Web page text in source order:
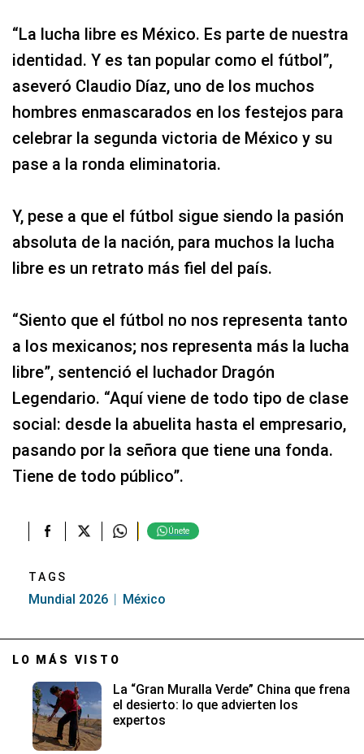
“La lucha libre es México. Es parte de nuestra
identidad. Y es tan popular como el fútbol”,
aseveró Claudio Díaz, uno de los muchos
hombres enmascarados en los festejos para
celebrar la segunda victoria de México y su
pase a la ronda eliminatoria.
Y, pese a que el fútbol sigue siendo la pasión
absoluta de la nación, para muchos la lucha
libre es un retrato más fiel del país.
“Siento que el fútbol no nos representa tanto
a los mexicanos; nos representa más la lucha
libre”, sentenció el luchador Dragón
Legendario. “Aquí viene de todo tipo de clase
social: desde la abuelita hasta el empresario,
pasando por la señora que tiene una fonda.
Tiene de todo público”.
Únete
TAGS
Mundial 2026 México
LO MÁS VISTO
La “Gran Muralla Verde” China que frena
el desierto: lo que advierten los
expertos